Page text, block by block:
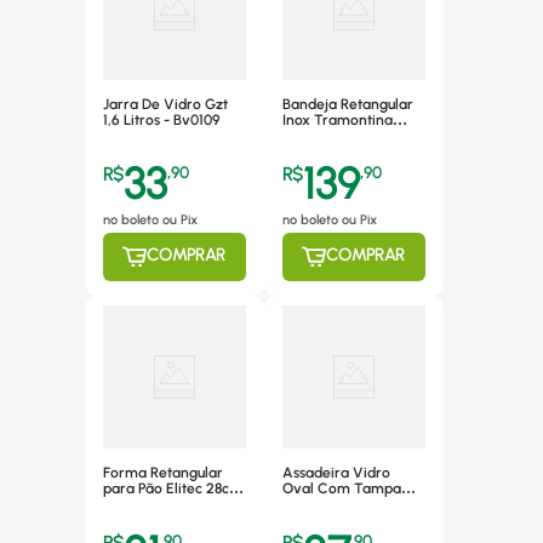
Jarra De Vidro Gzt
1,6 Litros - Bv0109
R$33,90
no boleto ou Pix
COMPRAR
Bandeja Retangular
Inox Tramontina
R$139,90
no boleto ou Pix
COMPRAR
Forma Retangular
para Pão Elitec 28cm
Assadeira Vidro
Oval Com Tampa